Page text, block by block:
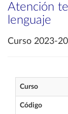
Atención
lenguaje
Curso 2023-
Curso
Código